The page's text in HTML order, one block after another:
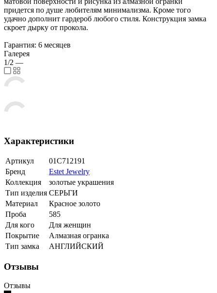
придется по душе любителям минимализма. Кроме того
удачно дополнит гардероб любого стиля. Конструкция замка
скроет дырку от прокола.
Гарантия: 6 месяцев
Галерея
1/2 —
Характеристики
Артикул
01С712191
Бренд
Estet Jewelry
Коллекция
золотые украшения
Тип изделия СЕРЬГИ
Материал
Красное золото
Проба
585
Для кого
Для женщин
Покрытие
Алмазная огранка
Тип замка
АНГЛИЙСКИЙ
Отзывы
Отзывы